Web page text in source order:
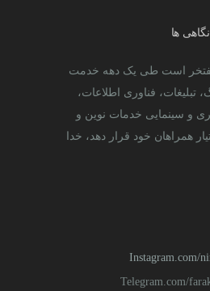
ها
مفتخر است طی یک دهه خدمت
تبلیغات، فناوری اطلاعات،
و سینمایی خدمات نوین و
همراهان خود قرار دهد، خدا
Instagram.com/
Telegram.com/